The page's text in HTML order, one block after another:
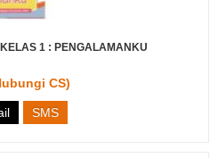
1 : PENGALAMANKU
CS)
SMS